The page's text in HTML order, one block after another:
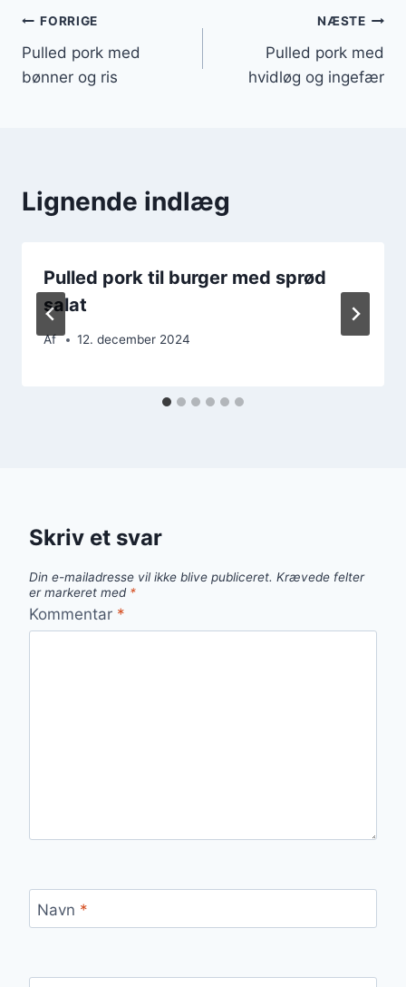
Indlægsnavigation
FORRIGE
Pulled pork med
bønner og ris
NÆSTE
Pulled pork med
hvidløg og ingefær
Lignende indlæg
Pulled pork til burger med sprød
salat
Af 12. december 2024
Skriv et svar
Din e-mailadresse vil ikke blive publiceret. Krævede felter
er markeret med *
Kommentar *
Navn *